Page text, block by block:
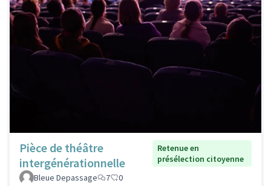
Pièce de théâtre
intergénérationnelle
Retenue en
présélection citoyenne
Bleue Depassage
7 0